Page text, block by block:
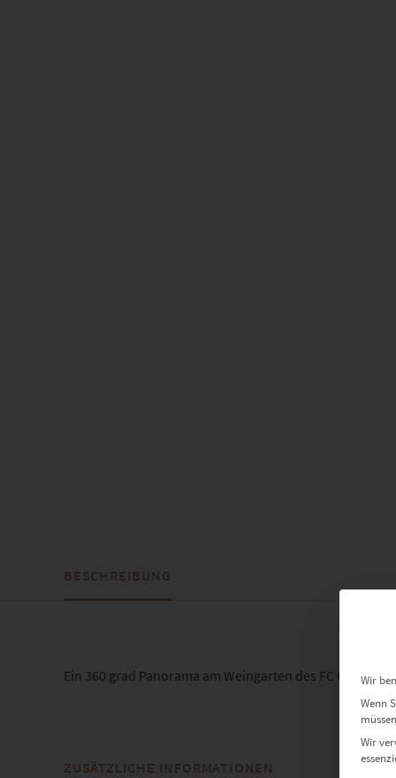
BESCHREIBUNG
Ein 360 grad Panorama am Weingarten des FC
ZUSÄTZLICHE INFORMATIONEN
Wir
Wenn
Wir